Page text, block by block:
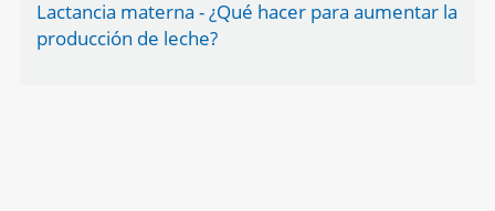
Lactancia materna - ¿Qué hacer para aumentar la
producción de leche?